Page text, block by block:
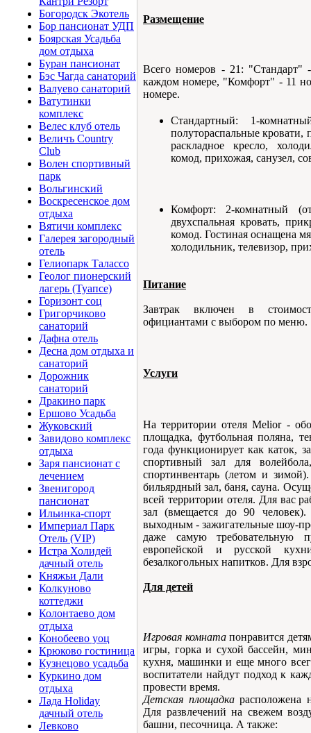
Богородск Экотель
Бор пансионат УДП
Боярская Усадьба
дом отдыха
Буран пансионат
Бэс Чагда санаторий
Валуево санаторий
Ватутинки
комплекс
Велес клуб отель
Величъ Country
Club
Волен спортивный
парк
Вольгинский
Воскресенское дом
отдыха
Вятичи комплекс
Галерея загородный
отель
Гелиопарк Талассо
Геолог пионерский
лагерь (Туапсе)
Горизонт соц
Григорчиково
санаторий
Дафна отель
Десна дом отдыха и
санаторий
Дорожник
санаторий
Дракино парк
Ершово Усадьба
Жуковский
Завидово комплекс
отдыха
Заря пансионат с
лечением
Звенигород
пансионат
Ильинка-спорт
Империал Парк
Отель (VIP)
Истра Холидей
дачный отель
Княжьи Дали
Колкуново
коттеджи
Колонтаево дом
отдыха
Конобеево уоц
Крюково гостиница
Кузнецово усадьба
Куркино дом
отдыха
Лада Holiday
дачный отель
Левково
Размещение
Всего номеров - 21: "Стандарт"
каждом номере, "Комфорт" - 11
номере.
Стандартный: 1-
полутораспальные кровати,
раскладное кресло,
комод, прихожая, санузел,
Комфорт: 2-комнатный
двухспальная кровать,
комод. Гостиная оснащена
холодильник, телевизор,
Питание
Завтрак включен в
официантами с выбором по меню.
Услуги
На территории отеля Melior -
площадка, футбольная поляна,
года функционирует как каток,
спортивный зал для
спортинвентарь (летом и
бильярдный зал, баня, сауна.
всей территории отеля. Для вас
зал (вмещается до 90
выходным - зажигательные шоу-
даже самую
европейской и русской
безалкогольных напитков. Для
Для детей
Игровая комнатапонравится
игры, горка и сухой бассейн,
кухня, машинки и еще много
воспитатели найдут подход к
провести время.
Детская площадкарасположена
Для развлечений на свежем
башни, песочница. А также: